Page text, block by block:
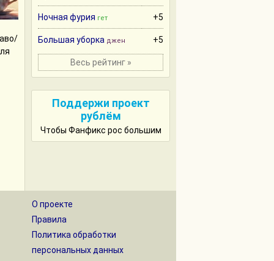
Ночная фурия гет +5
Большая уборка джен +5
Весь рейтинг »
Поддержи проект
рублём
Чтобы Фанфикс рос большим
О проекте
Правила
Политика обработки
персональных данных